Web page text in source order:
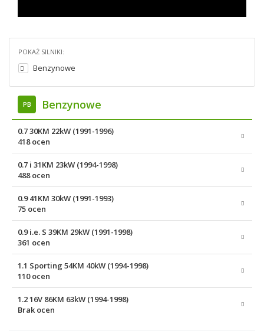
POKAŻ SILNIKI:
Benzynowe
PB Benzynowe
0.7 30KM 22kW (1991-1996)
418 ocen
0.7 i 31KM 23kW (1994-1998)
488 ocen
0.9 41KM 30kW (1991-1993)
75 ocen
0.9 i.e. S 39KM 29kW (1991-1998)
361 ocen
1.1 Sporting 54KM 40kW (1994-1998)
110 ocen
1.2 16V 86KM 63kW (1994-1998)
Brak ocen